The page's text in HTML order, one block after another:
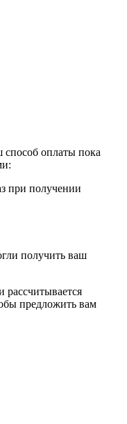
оплаты пока
при получении
получить ваш
рассчитывается
предложить вам